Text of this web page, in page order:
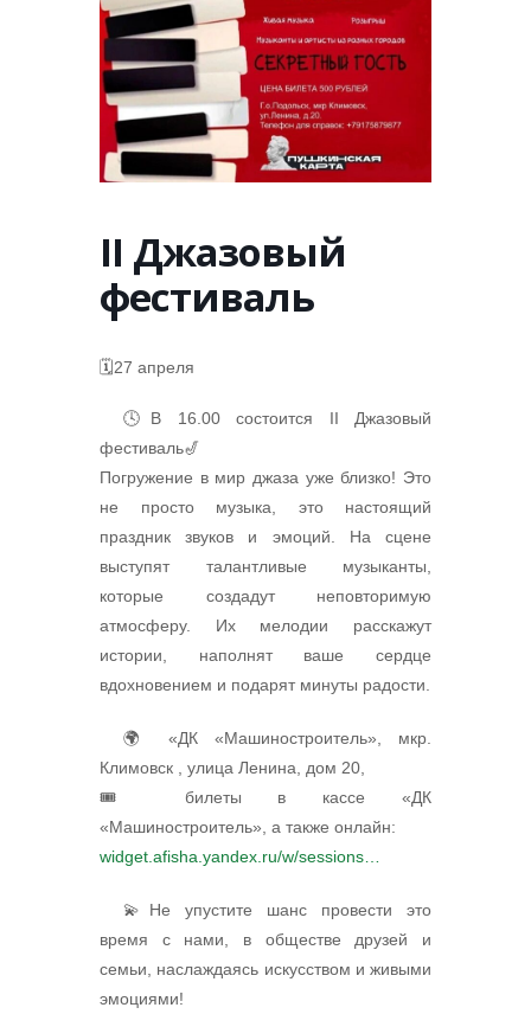
II Джазовый
фестиваль
🗓️27 апреля
🕓В 16.00 состоится II Джазовый
фестиваль🎷
Погружение в мир джаза уже близко! Это
не просто музыка, это настоящий
праздник звуков и эмоций. На сцене
выступят талантливые музыканты,
которые создадут неповторимую
атмосферу. Их мелодии расскажут
истории, наполнят ваше сердце
вдохновением и подарят минуты радости.
🌍 «ДК «Машиностроитель», мкр.
Климовск , улица Ленина, дом 20,
🎟 билеты в кассе «ДК
«Машиностроитель», а также онлайн:
widget.afisha.yandex.ru/w/sessions…
💫Не упустите шанс провести это
время с нами, в обществе друзей и
семьи, наслаждаясь искусством и живыми
эмоциями!